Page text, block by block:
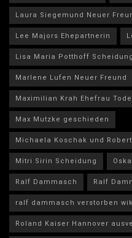
Laura Siegemund Neuer
Lee Majors Ehepartnerin
Lisa Maria Potthoff
Marlene Lufen Neuer Freund
Maximilian Krah Ehefrau
Max Mutzke geschieden
Michaela Koschak und
Mitri Sirin Scheidung
Ralf Dammasch
Ralf
ralf dammasch verstorben
Roland Kaiser Hannover